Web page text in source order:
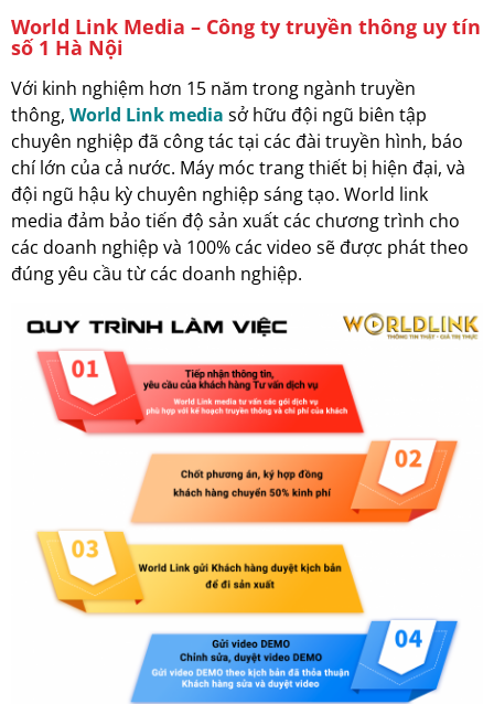
World Link Media – Công ty truyền thông uy tín
số 1 Hà Nội
Với kinh nghiệm hơn 15 năm trong ngành truyền
thông, World Link media sở hữu đội ngũ biên tập
chuyên nghiệp đã công tác tại các đài truyền hình, báo
chí lớn của cả nước. Máy móc trang thiết bị hiện đại, và
đội ngũ hậu kỳ chuyên nghiệp sáng tạo. World link
media đảm bảo tiến độ sản xuất các chương trình cho
các doanh nghiệp và 100% các video sẽ được phát theo
đúng yêu cầu từ các doanh nghiệp.